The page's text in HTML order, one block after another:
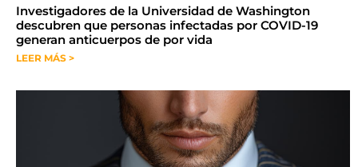
Investigadores de la Universidad de Washington
descubren que personas infectadas por COVID-19
generan anticuerpos de por vida
LEER MÁS >